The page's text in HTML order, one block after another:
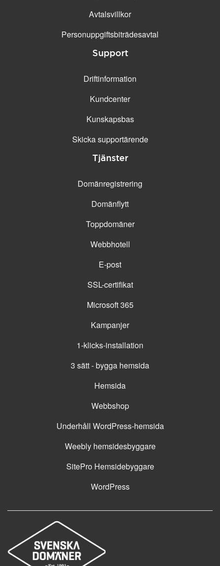
Avtalsvillkor
Personuppgifts­biträdesavtal
Support
Driftinformation
Kundcenter
Kunskapsbas
Skicka supportärende
Tjänster
Domänregistrering
Domänflytt
Toppdomäner
Webbhotell
E-post
SSL-certifikat
Microsoft 365
Kampanjer
1-klicks-installation
3 sätt - bygga hemsida
Hemsida
Webbshop
Underhåll WordPress-hemsida
Weebly hemsidesbyggare
SitePro Hemsidebyggare
WordPress